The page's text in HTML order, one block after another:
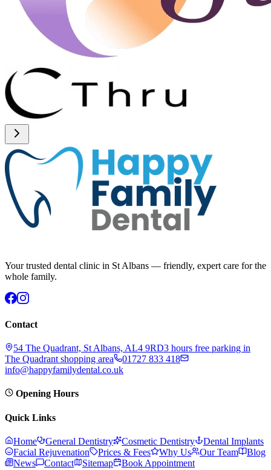
Your trusted dental clinic in St Albans — friendly, expert care for the
whole family.
Contact
54 The Quadrant, St Albans, AL4 9RD3 hours free parking in
The Quadrant shopping area
01727 833 418
info@happyfamilydental.co.uk
Opening Hours
Quick Links
Home General Dentistry Cosmetic Dentistry
Dental Implants
Facial Rejuvenation
Prices & Fees Why Us Our Team
Blog
News
Contact Sitemap
Book Appointment